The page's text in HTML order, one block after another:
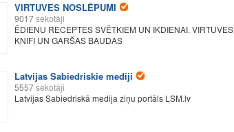
VIRTUVES NOSLĒPUMI
9017sekotāji
ĒDIENU RECEPTES SVĒTKIEM UN IKDIENAI. VIRTUVES
KNIFI UN GARŠAS BAUDAS
Latvijas Sabiedriskie mediji
5557sekotāji
Latvijas Sabiedriskā medija ziņu portāls LSM.lv